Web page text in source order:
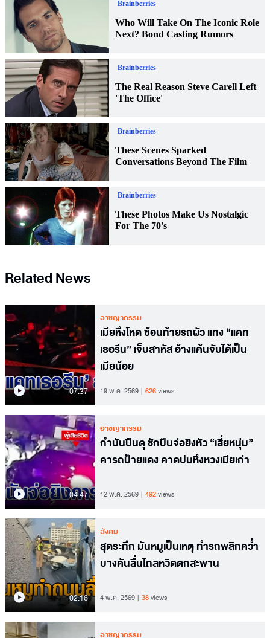
Related News
07.37
อาชญากรรม
เมียหึงโหด ซ้อนท้ายรถผัว แทง “แคท
เธอรีน” เจ็บสาหัส อ้างแค้นจับได้เป็น
เมียน้อย
19 พ.ค. 2569 626views
04.47
อาชญากรรม
กำนันปืนดุ ชักปืนจ่อยิงหัว “เสี่ยหนุ่ม”
คารถป้ายแดง คาดปมหึงหวงเมียเก่า
12 พ.ค. 2569 492views
02.16
สังคม
สุดระทึก มันหมูเป็นเหตุ ทำรถพลิกคว่ำ
บางคันลื่นไถลหวิดตกสะพาน
4 พ.ค. 2569 38views
อาชญากรรม